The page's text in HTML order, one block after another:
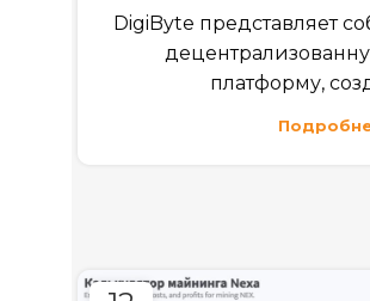
DigiByte представляет
платформу,